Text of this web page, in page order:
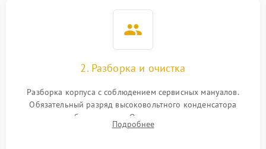
2. Разборка и очистка
Разборка корпуса с соблюдением сервисных мануалов.
Обязательный разряд высоковольтного конденсатора
вспышки для безопасности. Очистка внутренних узлов от
пыли, песка и следов влаги с помощью спецсредств.
Подробнее